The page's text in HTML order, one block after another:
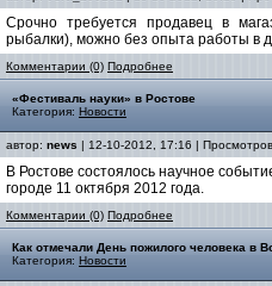
Срочно требуется продавец в
рыбалки), можно без опыта работы в
Комментарии (0) Подробнее
«Фестиваль науки» в Ростове
Категория: Новости
автор: news | 12-10-2012, 17:16 |
В Ростове состоялось научное
городе 11 октября 2012 года.
Комментарии (0) Подробнее
Как отмечали День пожилого человека в
Категория: Новости